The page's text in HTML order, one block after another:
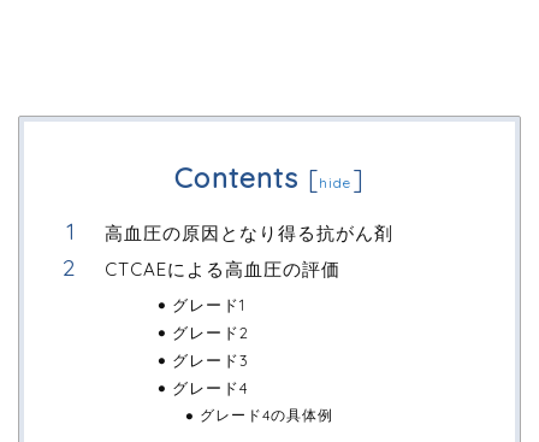
Contents [hide ]
高血圧の原因となり得る抗がん剤
CTCAEによる高血圧の評価
グレード1
グレード2
グレード3
グレード4
グレード4の具体例